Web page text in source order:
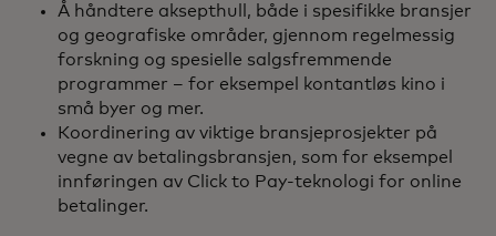
Å håndtere aksepthull, både i spesifikke bransjer
og geografiske områder, gjennom regelmessig
forskning og spesielle salgsfremmende
programmer – for eksempel kontantløs kino i
små byer og mer.
Koordinering av viktige bransjeprosjekter på
vegne av betalingsbransjen, som for eksempel
innføringen av Click to Pay-teknologi for online
betalinger.